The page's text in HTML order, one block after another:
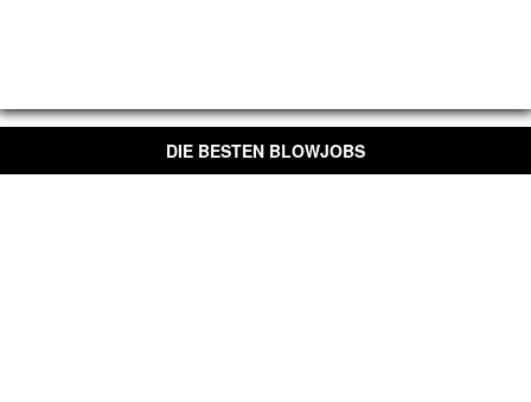
DIE BESTEN BLOWJOBS